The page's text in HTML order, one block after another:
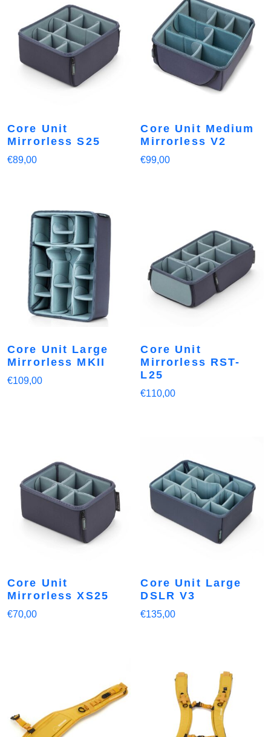
Core Unit
Mirrorless S25
€89,00
Core Unit Medium
Mirrorless V2
€99,00
Core Unit Large
Mirrorless MKII
€109,00
Core Unit
Mirrorless RST-
L25
€110,00
Core Unit
Mirrorless XS25
€70,00
Core Unit Large
DSLR V3
€135,00